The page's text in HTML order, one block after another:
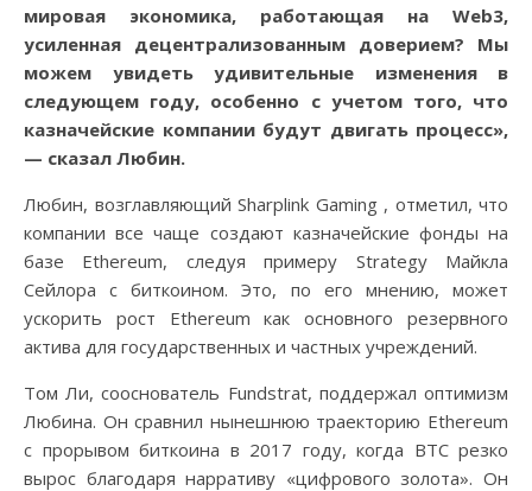
мировая экономика, работающая на Web3,
усиленная децентрализованным доверием? Мы
можем увидеть удивительные изменения в
следующем году, особенно с учетом того, что
казначейские компании будут двигать процесс»,
— сказал Любин.
Любин, возглавляющий Sharplink Gaming , отметил, что
компании все чаще создают казначейские фонды на
базе Ethereum, следуя примеру Strategy Майкла
Сейлора с биткоином. Это, по его мнению, может
ускорить рост Ethereum как основного резервного
актива для государственных и частных учреждений.
Том Ли, сооснователь Fundstrat, поддержал оптимизм
Любина. Он сравнил нынешнюю траекторию Ethereum
с прорывом биткоина в 2017 году, когда BTC резко
вырос благодаря нарративу «цифрового золота». Он